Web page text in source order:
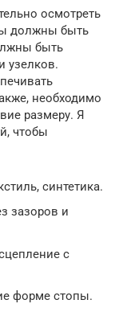
осмотреть
должны быть
быть
узелков.
необходимо
размеру. Я
чтобы
синтетика.
зазоров и
с
форме стопы.